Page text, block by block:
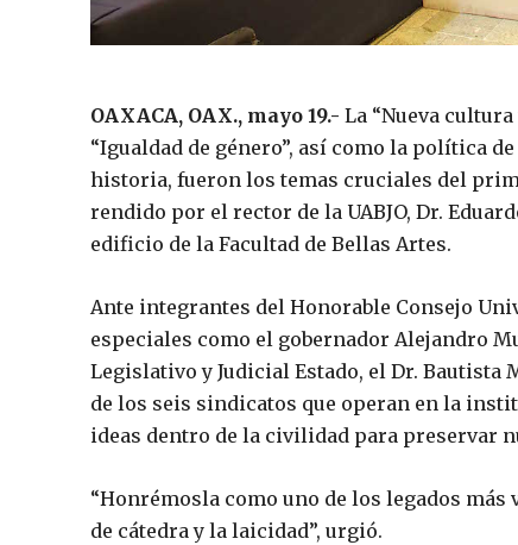
OAXACA, OAX., mayo 19.- La “Nueva
“Igualdad de género”, así como la política
historia, fueron los temas cruciales del
rendido por el rector de la UABJO, Dr.
edificio de la Facultad de Bellas Artes.
Ante integrantes del Honorable Consejo
especiales como el gobernador Alejandro
Legislativo y Judicial Estado, el Dr.
de los seis sindicatos que operan en la
ideas dentro de la civilidad para preservar
“Honrémosla como uno de los legados
de cátedra y la laicidad”, urgió.